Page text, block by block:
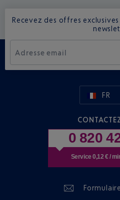
Recevez des offres
Adresse email
FR
0 820
Service 0,12 € /